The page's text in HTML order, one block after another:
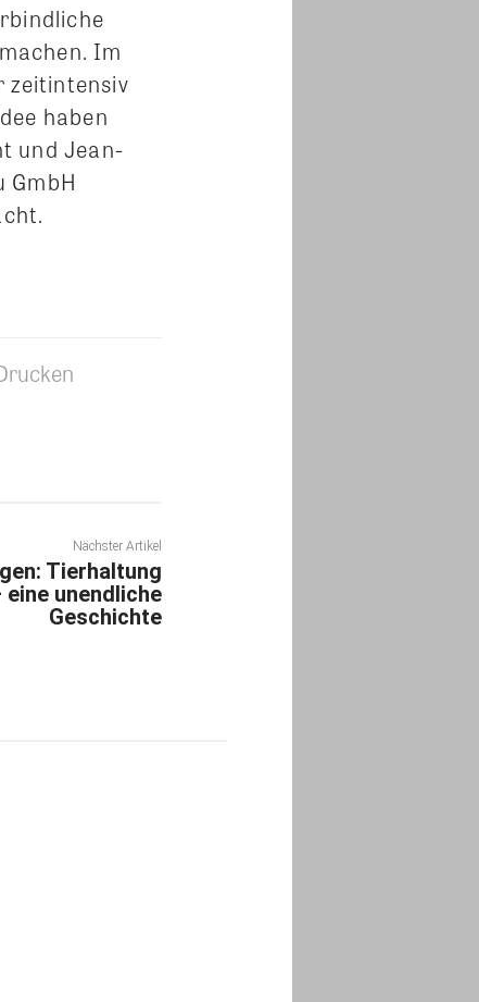
Im
zeitintensiv
haben
und Jean-
Nächster Artikel
Tierhaltung
unendliche
Geschichte